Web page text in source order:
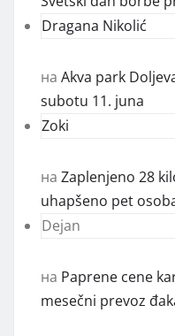
Dragana Nikolić
на Akva park
subotu 11. juna
Zoki
на Zaplenjeno 28
uhapšeno pet
Dejan
на Paprene cene
mesečni prevoz